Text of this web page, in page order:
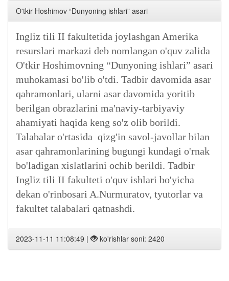
O'tkir Hoshimov “Dunyoning ishlari” asari
Ingliz tili II fakultetida joylashgan Amerika
resurslari markazi deb nomlangan o'quv zalida
O'tkir Hoshimovning “Dunyoning ishlari” asari
muhokamasi bo'lib o'tdi. Tadbir davomida asar
qahramonlari, ularni asar davomida yoritib
berilgan obrazlarini ma'naviy-tarbiyaviy
ahamiyati haqida keng so'z olib borildi.
Talabalar o'rtasida qizg'in savol-javollar bilan
asar qahramonlarining bugungi kundagi o'rnak
bo'ladigan xislatlarini ochib berildi. Tadbir
Ingliz tili II fakulteti o'quv ishlari bo'yicha
dekan o'rinbosari A.Nurmuratov, tyutorlar va
fakultet talabalari qatnashdi.
2023-11-11 11:08:49 | ko'rishlar soni: 2420